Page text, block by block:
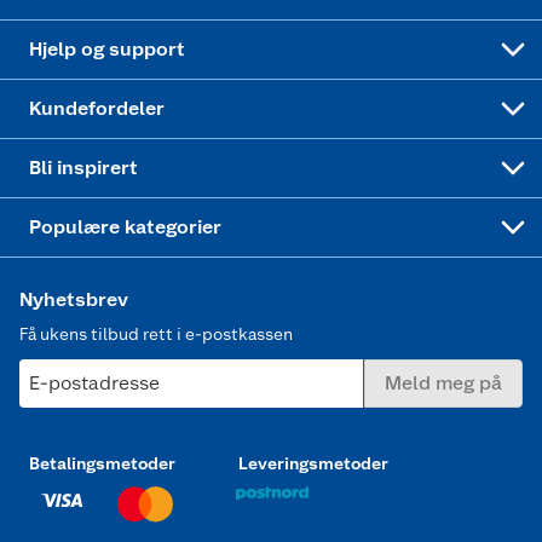
Hjelp og support
Kundefordeler
Bli inspirert
Populære kategorier
Nyhetsbrev
Få ukens tilbud rett i e-postkassen
E-postadresse Meld meg på
Betalingsmetoder Leveringsmetoder